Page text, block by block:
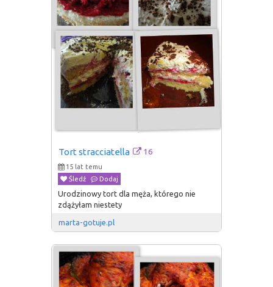
Tort stracciatella 16
15 lat temu
Śledź
Dodaj
Urodzinowy tort dla męża, którego nie
zdążyłam niestety
marta-gotuje.pl